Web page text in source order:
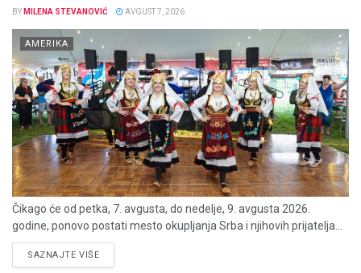
BY MILENA STEVANOVIĆ AVGUST 7, 2026
AMERIKA
Čikago će od petka, 7. avgusta, do nedelje, 9. avgusta 2026.
godine, ponovo postati mesto okupljanja Srba i njihovih prijatelja...
SAZNAJTE VIŠEDETAILS